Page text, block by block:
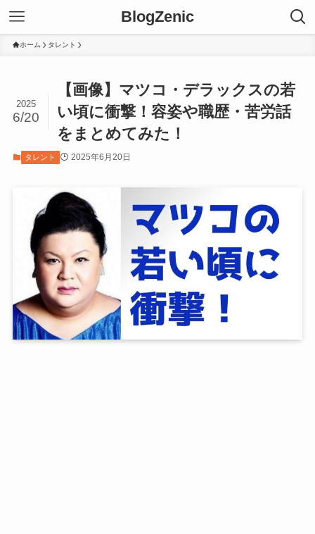
BlogZenic
ホーム タレント
【画像】マツコ・デラックスの若
い頃に衝撃！容姿や職歴・苦労話
をまとめてみた！
2025
6/20
タレント 2025年6月20日